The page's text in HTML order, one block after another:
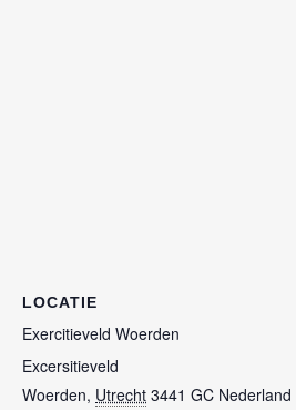
LOCATIE
Exercitieveld Woerden
Excersitieveld
Woerden, Utrecht 3441 GC Nederland